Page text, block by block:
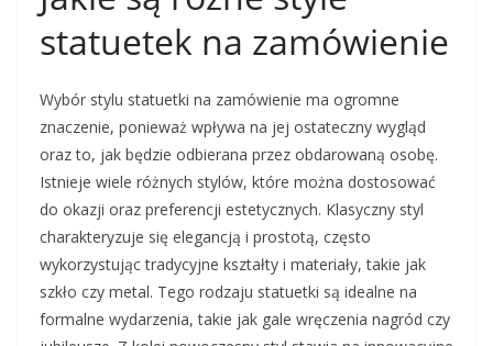
statuetek na zamówienie
Wybór stylu statuetki na zamówienie ma ogromne
znaczenie, ponieważ wpływa na jej ostateczny wygląd
oraz to, jak będzie odbierana przez obdarowaną osobę.
Istnieje wiele różnych stylów, które można dostosować
do okazji oraz preferencji estetycznych. Klasyczny styl
charakteryzuje się elegancją i prostotą, często
wykorzystując tradycyjne kształty i materiały, takie jak
szkło czy metal. Tego rodzaju statuetki są idealne na
formalne wydarzenia, takie jak gale wręczenia nagród czy